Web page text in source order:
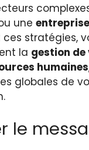
une
ces stratégies,
la gestion
humaines
globales de
le